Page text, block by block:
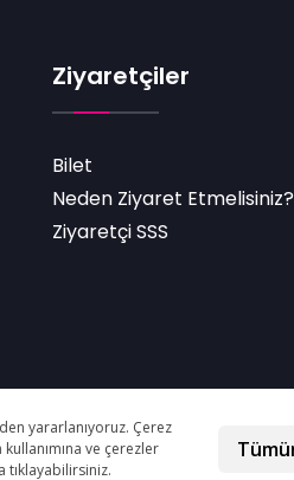
Ziyaretçiler
Bilet
Neden Ziyaret Etmelisiniz?
Ziyaretçi SSS